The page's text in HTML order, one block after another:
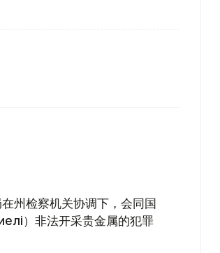
州检察机关协调下，会同国
）非法开采贵金属的犯罪